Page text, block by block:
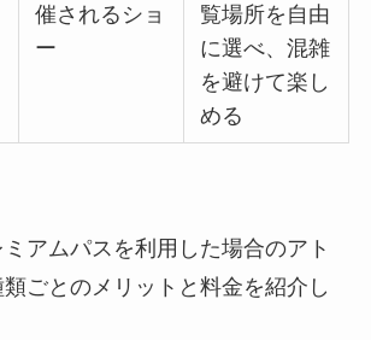
催されるショ
ー
覧場所を自由
に選べ、混雑
を避けて楽し
める
アムパスを利用した場合のアト
ごとのメリットと料金を紹介し